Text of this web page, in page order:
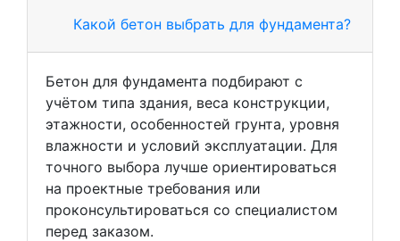
Какой бетон выбрать для фундамента?
Бетон для фундамента подбирают с
учётом типа здания, веса конструкции,
этажности, особенностей грунта, уровня
влажности и условий эксплуатации. Для
точного выбора лучше ориентироваться
на проектные требования или
проконсультироваться со специалистом
перед заказом.